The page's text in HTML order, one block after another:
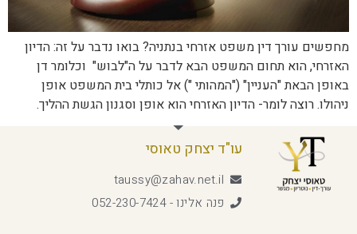
מחפשים עורך דין משפט אזרחי בנתניה? בואו נדבר על זה: הדיון
האזרחי, הוא תחום המשפט הבא לדבר על ה"לבוש" וכלומר דן
באופן הבאת "העניין" ("המהותי ") אל כותלי בית המשפט אופן
ניהולו. רוצה לומר- הדיון האזרחי הוא אופן וסגנון הגשת ההליך.
עו"ד יצחק טאוסי
taussy@zahav.net.il
פנה אלינו - 052-230-7424